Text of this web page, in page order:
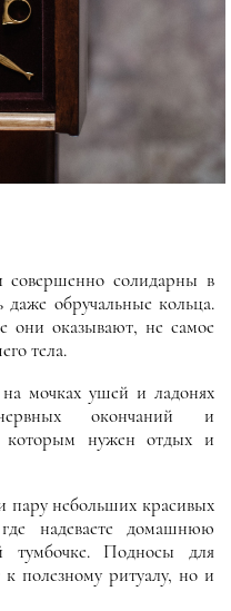
солидарны в
обручальные кольца.
они оказывают, не самое
тела.
мочках ушей и ладонях
окончаний и
которым нужен отдых и
небольших красивых
надеваете домашнюю
тумбочке. Подносы для
полезному ритуалу, но и